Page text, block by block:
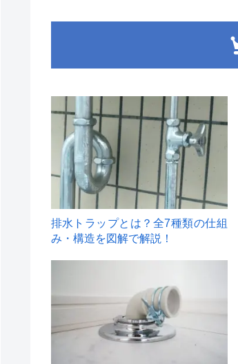
1
排水トラップとは？全7種類の仕組
み・構造を図解で解説！